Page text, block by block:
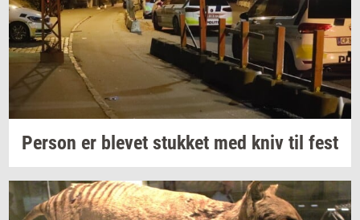
Per­son er ble­vet stuk­ket med kniv til fest